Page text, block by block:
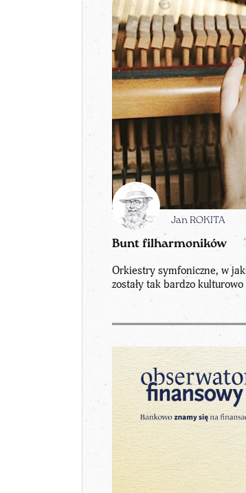
Jan ROKITA
Bunt filharmoników
Orkiestry symfoniczne, w
zostały tak bardzo